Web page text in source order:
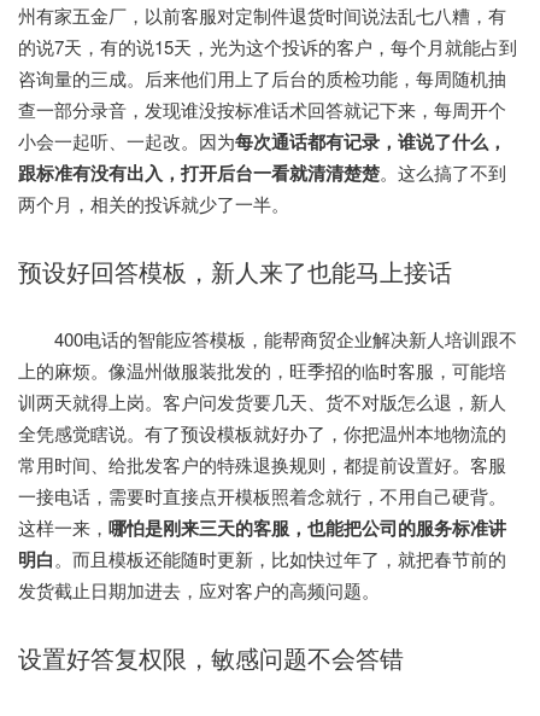
州有家五金厂，以前客服对定制件退货时间说法乱七八糟，有
的说7天，有的说15天，光为这个投诉的客户，每个月就能占到
咨询量的三成。后来他们用上了后台的质检功能，每周随机抽
查一部分录音，发现谁没按标准话术回答就记下来，每周开个
小会一起听、一起改。因为每次通话都有记录，谁说了什么，
跟标准有没有出入，打开后台一看就清清楚楚。这么搞了不到
两个月，相关的投诉就少了一半。
预设好回答模板，新人来了也能马上接话
400电话的智能应答模板，能帮商贸企业解决新人培训跟不
上的麻烦。像温州做服装批发的，旺季招的临时客服，可能培
训两天就得上岗。客户问发货要几天、货不对版怎么退，新人
全凭感觉瞎说。有了预设模板就好办了，你把温州本地物流的
常用时间、给批发客户的特殊退换规则，都提前设置好。客服
一接电话，需要时直接点开模板照着念就行，不用自己硬背。
这样一来， 哪怕是刚来三天的客服，也能把公司的服务标准讲
明白。而且模板还能随时更新，比如快过年了，就把春节前的
发货截止日期加进去，应对客户的高频问题。
设置好答复权限，敏感问题不会答错